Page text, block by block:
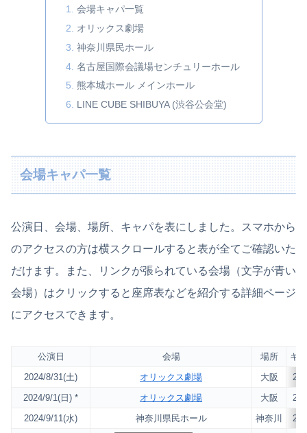
会場キャパ一覧
オリックス劇場
神奈川県民ホール
名古屋国際会議場センチュリーホール
熊本城ホール メインホール
LINE CUBE SHIBUYA (渋谷公会堂)
会場キャパ一覧
公演日、会場、場所、キャパを表にしました。スマホから
のアクセスの方は横スクロールすると表が全てご確認いた
だけます。また、リンクが張られている会場（文字が青い
会場）はクリックすると座席表などを紹介する詳細ページ
にアクセスできます。
公演日 会場 場所
キ
2024/8/31(土)
オリックス劇場 大阪
2024/9/1(日) *
オリックス劇場 大阪
2024/9/11(水)
神奈川県民ホール 神奈川